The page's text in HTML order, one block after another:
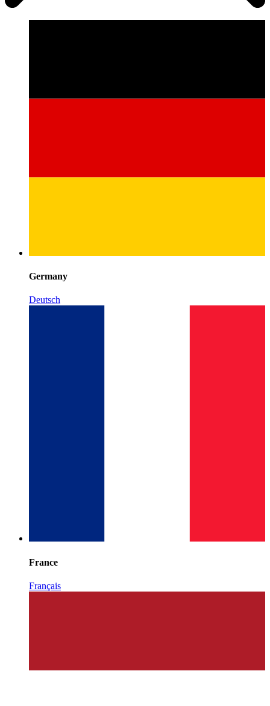
Germany
Deutsch
France
Français